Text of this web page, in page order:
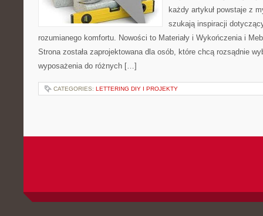
każdy artykuł powstaje z
szukają inspiracji
rozumianego komfortu. Nowości to Materiały i Wykończenia i
Strona została zaprojektowana dla osób, które chcą rozsądnie
wyposażenia do różnych […]
CATEGORIES: LETTERING DIY I PROJEKTY